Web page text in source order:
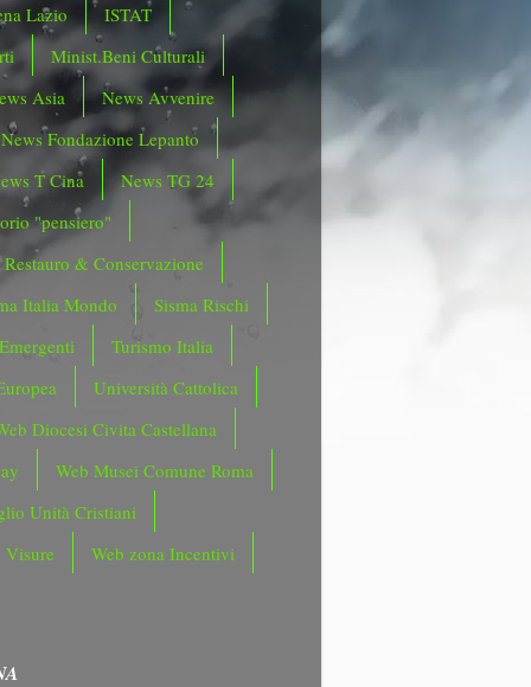
Lazio
ISTAT
Minist.Beni Culturali
Asia
News Avvenire
News Fondazione Lepanto
T Cina
News TG 24
"pensiero"
Restauro & Conservazione
Italia Mondo
Sisma Rischi
Turismo Italia
Università Cattolica
Diocesi Civita Castellana
Web Musei Comune Roma
Unità Cristiani
Visure
Web zona Incentivi